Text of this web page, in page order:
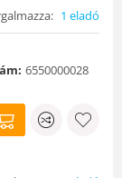
1 eladó
6550000028